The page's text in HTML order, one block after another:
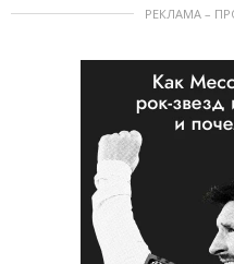
РЕКЛАМА –